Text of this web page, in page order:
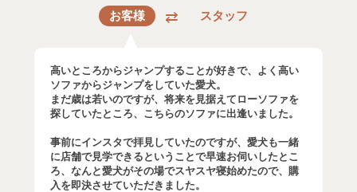
お客様 スタッフ
高いところからジャンプすることが好きで、よく高い
ソファからジャンプをしていた愛犬。
まだ歳は若いのですが、将来を見据えてローソファを
探していたところ、こちらのソファに出逢いました。
事前にインスタで拝見していたのですが、愛犬も一緒
に店舗で見学できるということで早速お伺いしたとこ
ろ、なんと愛犬がその場でスヤスヤ寝始めたので、購
入を即決させていただきました。